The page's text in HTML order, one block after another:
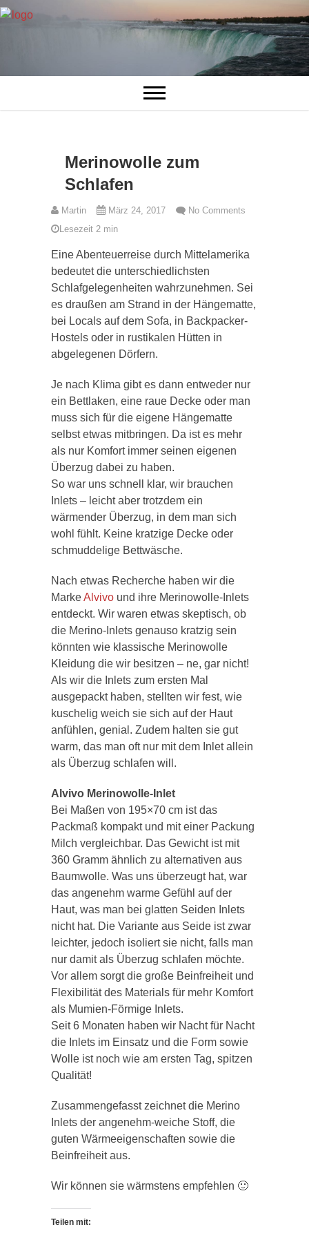
Merinowolle zum
Schlafen
Martin März 24, 2017
No Comments
Lesezeit 2 min
Eine Abenteuerreise durch Mittelamerika
bedeutet die unterschiedlichsten
Schlafgelegenheiten wahrzunehmen. Sei
es draußen am Strand in der Hängematte,
bei Locals auf dem Sofa, in Backpacker-
Hostels oder in rustikalen Hütten in
abgelegenen Dörfern.
Je nach Klima gibt es dann entweder nur
ein Bettlaken, eine raue Decke oder man
muss sich für die eigene Hängematte
selbst etwas mitbringen. Da ist es mehr
als nur Komfort immer seinen eigenen
Überzug dabei zu haben.
So war uns schnell klar, wir brauchen
Inlets – leicht aber trotzdem ein
wärmender Überzug, in dem man sich
wohl fühlt. Keine kratzige Decke oder
schmuddelige Bettwäsche.
Nach etwas Recherche haben wir die
MarkeAlvivo und ihre Merinowolle- Inlets
entdeckt. Wir waren etwas skeptisch, ob
die Merino- Inlets genauso kratzig sein
könnten wie klassische Merinowolle
Kleidung die wir besitzen – ne, gar nicht!
Als wir die Inlets zum ersten Mal
ausgepackt haben, stellten wir fest, wie
kuschelig weich sie sich auf der Haut
anfühlen, genial. Zudem halten sie gut
warm, das man oft nur mit dem Inletallein
als Überzug schlafen will.
Alvivo Merinowolle- Inlet
Bei Maßen von 195×70 cm ist das
Packmaß kompakt und mit einer Packung
Milch vergleichbar. Das Gewicht ist mit
360 Gramm ähnlich zu alternativen aus
Baumwolle. Was uns überzeugt hat, war
das angenehm warme Gefühl auf der
Haut, was man bei glatten Seiden Inlets
nicht hat. Die Variante aus Seide ist zwar
leichter, jedoch isoliert sie nicht, falls man
nur damit als Überzug schlafen möchte.
Vor allem sorgt die große Beinfreiheit und
Flexibilität des Materials für mehr Komfort
als Mumien-Förmige Inlets.
Seit 6 Monaten haben wir Nacht für Nacht
die Inlets im Einsatz und die Form sowie
Wolle ist noch wie am ersten Tag, spitzen
Qualität!
Zusammengefasst zeichnet die Merino
Inlets der angenehm-weiche Stoff, die
guten Wärmeeigenschaften sowie die
Beinfreiheit aus.
Wir können sie wärmstens empfehlen 🙂
Teilen mit: